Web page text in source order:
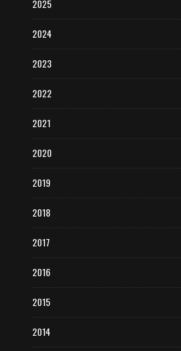
2025
2024
2023
2022
2021
2020
2019
2018
2017
2016
2015
2014